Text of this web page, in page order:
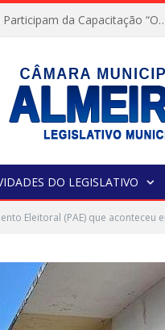
Servidores e Vereadores de Almeirim
DO LEGISLATIVO
Eleitoral (PAE) que